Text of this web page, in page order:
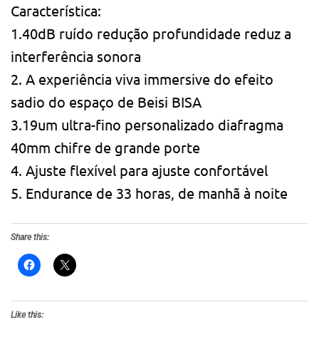
Característica:
1.40dB ruído redução profundidade reduz a
interferência sonora
2. A experiência viva immersive do efeito
sadio do espaço de Beisi BISA
3.19um ultra-fino personalizado diafragma
40mm chifre de grande porte
4. Ajuste flexível para ajuste confortável
5. Endurance de 33 horas, de manhã à noite
Share this:
Like this: